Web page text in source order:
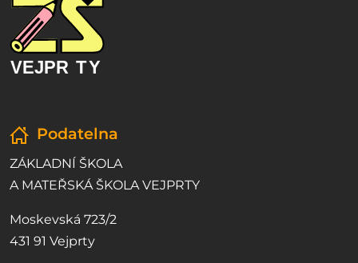
Podatelna
ZÁKLADNÍ ŠKOLA
A MATEŘSKÁ ŠKOLA VEJPRTY
Moskevská 723/2
431 91 Vejprty